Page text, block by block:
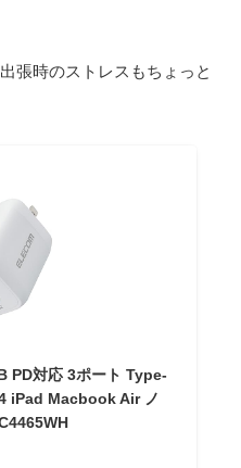
張時のストレスもちょっと
PD対応 3ポート Type-
iPad Macbook Air ノ